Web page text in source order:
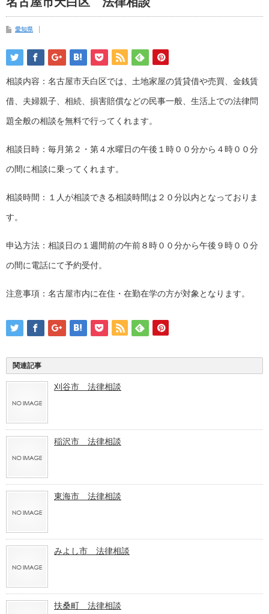
愛知県
相談内容：名古屋市天白区では、土地家屋の賃貸借や売買、金銭賃
借、夫婦親子、相続、損害賠償などの民事一般、生活上での法律問
題全般の相談を無料で行ってくれます。
相談日時：毎月第２・第４水曜日の午後１時００分から４時００分
の間に相談に乗ってくれます。
相談時間：１人が相談できる相談時間は２０分以内となっておりま
す。
申込方法：相談日の１週間前の午前８時００分から午後９時００分
の間に電話にて予約受付。
注意事項：名古屋市内に在住・在勤在学の方が対象となります。
関連記事
刈谷市 法律相談
稲沢市 法律相談
東海市 法律相談
みよし市 法律相談
扶桑町 法律相談